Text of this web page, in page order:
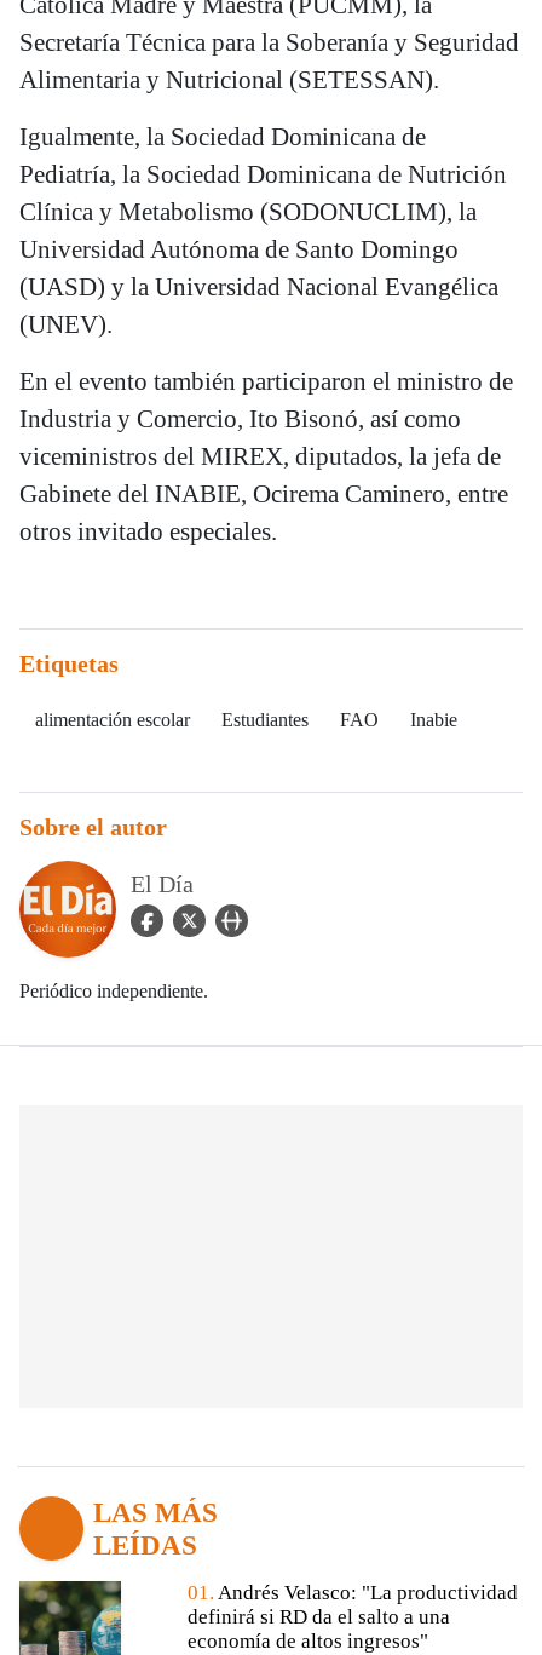
Secretaría Técnica para la Soberanía y Seguridad
Alimentaria y Nutricional (SETESSAN).
Igualmente, la Sociedad Dominicana de
Pediatría, la Sociedad Dominicana de Nutrición
Clínica y Metabolismo (SODONUCLIM), la
Universidad Autónoma de Santo Domingo
(UASD) y la Universidad Nacional Evangélica
(UNEV).
En el evento también participaron el ministro de
Industria y Comercio, Ito Bisonó, así como
viceministros del MIREX, diputados, la jefa de
Gabinete del INABIE, Ocirema Caminero, entre
otros invitado especiales.
Etiquetas
alimentación escolar Estudiantes FAO Inabie
Sobre el autor
El Día
facebook Icon
twitter Iconuser_url Icon
Periódico independiente.
LAS MÁS
LEÍDAS
01. Andrés Velasco: "La productividad
definirá si RD da el salto a una
economía de altos ingresos"